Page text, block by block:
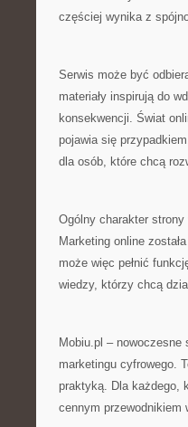
częściej wynika z
Serwis może być
materiały inspirują do
konsekwencji. Świat
pojawia się
dla osób, które chcą
Ogólny charakter
Marketing online
może więc pełnić
wiedzy, którzy chcą
Mobiu.pl –
marketingu cyfrowego.
praktyką. Dla każdego,
cennym przewodnikiem